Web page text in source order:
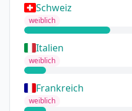
Schweiz
weiblich
Italien
weiblich
Frankreich
weiblich